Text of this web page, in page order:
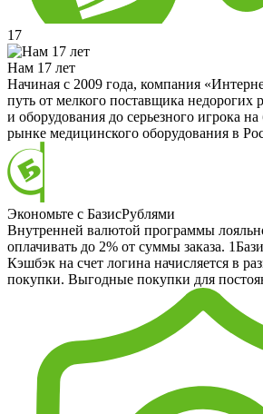
17
Нам 17 лет
Начиная с 2009 года, компания
путь от мелкого поставщика недорогих
и оборудования до серьезного игрока
рынке медицинского оборудования в
Экономьте с БазисРублями
Внутренней валютой программы
оплачивать до 2% от суммы заказа.
Кэшбэк на счет логина начисляется в
покупки. Выгодные покупки для